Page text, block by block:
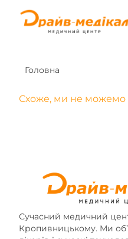
Головна
Схоже, ми не можемо
Сучасний медичний
Кропивницькому. Ми